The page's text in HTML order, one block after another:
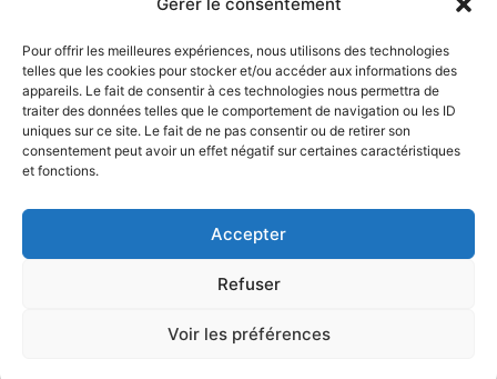
Pour offrir les meilleures expériences, nous utilisons des technologies
telles que les cookies pour stocker et/ou accéder aux informations des
appareils. Le fait de consentir à ces technologies nous permettra de
traiter des données telles que le comportement de navigation ou les ID
uniques sur ce site. Le fait de ne pas consentir ou de retirer son
consentement peut avoir un effet négatif sur certaines caractéristiques
et fonctions.
Accepter
Refuser
Voir les préférences
© Gouvernement du Québec, 2026
Nous joindre
Plan du site
Accessibilité
Accès à l'information
Politique de confidentialité